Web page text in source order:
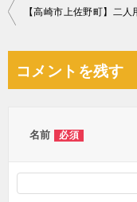
投
ビ
コメントを残す
名前 必須